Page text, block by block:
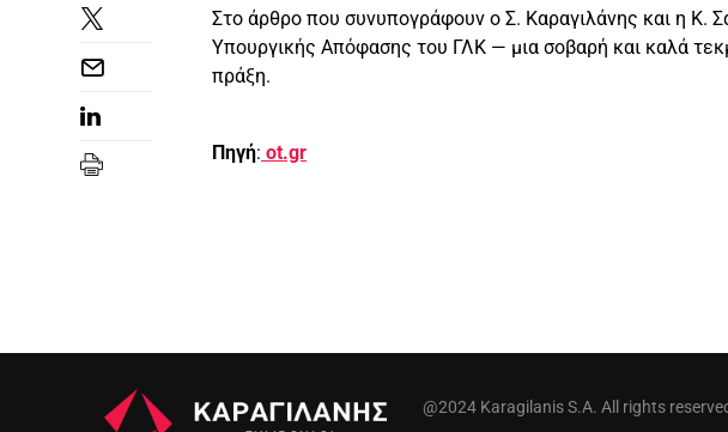
Στο άρθρο που συνυπογράφουν ο Σ. Καραγιλάνης και η Κ.
Υπουργικής Απόφασης του ΓΛΚ — μια σοβαρή και καλά
πράξη.
Πηγή: ot.gr
@2024 Karagilanis S.A. All rights